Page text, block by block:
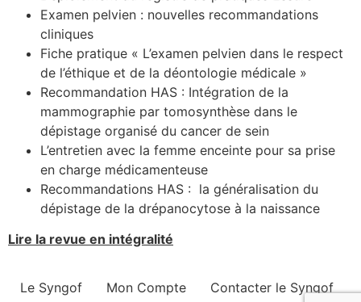
Examen pelvien : nouvelles recommandations
cliniques
Fiche pratique « L’examen pelvien dans le respect
de l’éthique et de la déontologie médicale »
Recommandation HAS : Intégration de la
mammographie par tomosynthèse dans le
dépistage organisé du cancer de sein
L’entretien avec la femme enceinte pour sa prise
en charge médicamenteuse
Recommandations HAS : la généralisation du
dépistage de la drépanocytose à la naissance
Lire la revue en intégralité
Le Syngof Mon Compte Contacter le Syngof